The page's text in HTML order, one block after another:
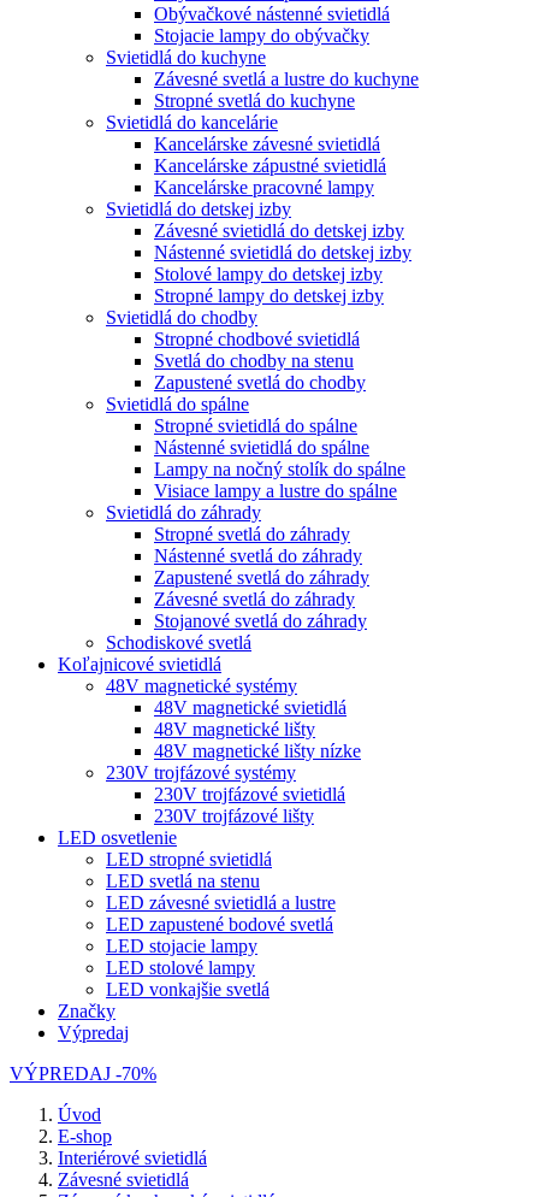
Obývačkové nástenné svietidlá
Stojacie lampy do obývačky
Svietidlá do kuchyne
Závesné svetlá a lustre do kuchyne
Stropné svetlá do kuchyne
Svietidlá do kancelárie
Kancelárske závesné svietidlá
Kancelárske zápustné svietidlá
Kancelárske pracovné lampy
Svietidlá do detskej izby
Závesné svietidlá do detskej izby
Nástenné svietidlá do detskej izby
Stolové lampy do detskej izby
Stropné lampy do detskej izby
Svietidlá do chodby
Stropné chodbové svietidlá
Svetlá do chodby na stenu
Zapustené svetlá do chodby
Svietidlá do spálne
Stropné svietidlá do spálne
Nástenné svietidlá do spálne
Lampy na nočný stolík do spálne
Visiace lampy a lustre do spálne
Svietidlá do záhrady
Stropné svetlá do záhrady
Nástenné svetlá do záhrady
Zapustené svetlá do záhrady
Závesné svetlá do záhrady
Stojanové svetlá do záhrady
Schodiskové svetlá
Koľajnicové svietidlá
48V magnetické systémy
48V magnetické svietidlá
48V magnetické lišty
48V magnetické lišty nízke
230V trojfázové systémy
230V trojfázové svietidlá
230V trojfázové lišty
LED osvetlenie
LED stropné svietidlá
LED svetlá na stenu
LED závesné svietidlá a lustre
LED zapustené bodové svetlá
LED stojacie lampy
LED stolové lampy
LED vonkajšie svetlá
Značky
Výpredaj
VÝPREDAJ -70%
Úvod
E-shop
Interiérové svietidlá
Závesné svietidlá